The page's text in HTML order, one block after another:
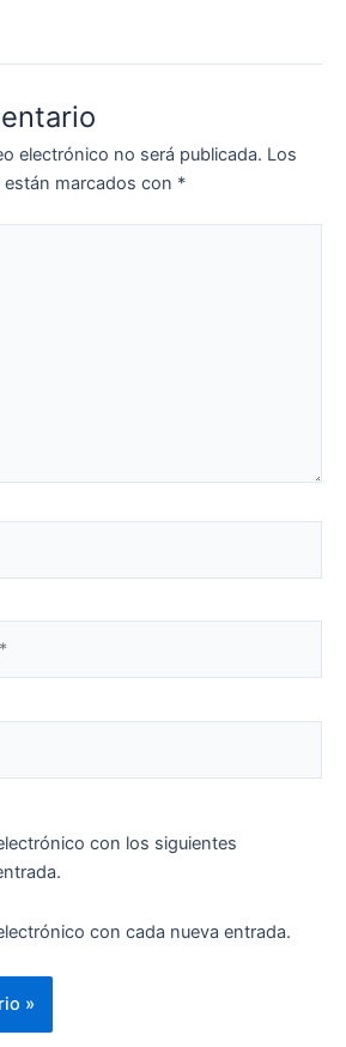
electrónico no será publicada. Los
marcados con *
con los siguientes
con cada nueva entrada.